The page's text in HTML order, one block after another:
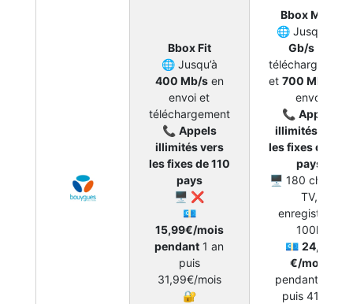
Bbox Fit
🌐 Jusqu’à
400 Mb/sen
envoi et
téléchargement
📞 Appels
illimités vers
les fixes de 110
pays
🖥 ❌
💶
15,99€/mois
pendant 1 an
puis
31,99€/mois
🔐
Bbox Must
🌐 Jusqu’à
Gb/sen
téléchargement
et 700 Mb/s
envoi
📞 Appels
illimités vers
les fixes de 110
pays
🖥 180 chaînes
TV,
enregistreur
100h
💶 24,99
€/mois
pendant 1 an
puis 41,99